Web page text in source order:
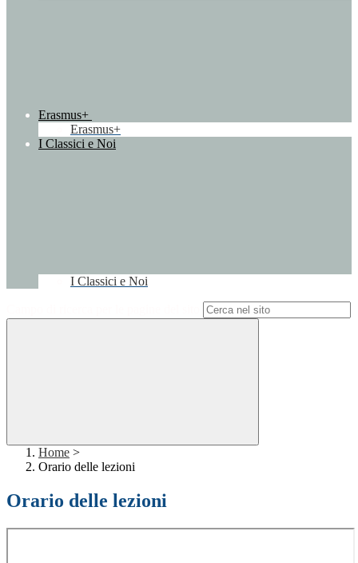
Erasmus+
Erasmus+
I Classici e Noi
I Classici e Noi
Home >
Orario delle lezioni
Orario delle lezioni